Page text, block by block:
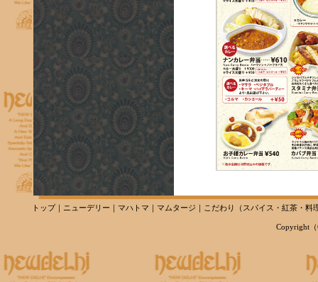
トップ｜ ニューデリー ｜ マハトマ ｜ マムタージ ｜ こだわり （ スパイス ・ 紅茶・ 料
Copyright